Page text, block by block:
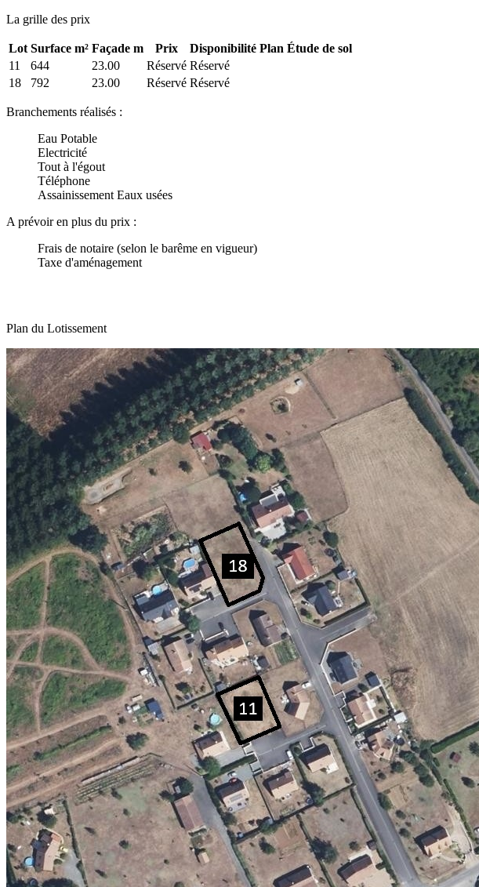
La grille des prix
Lot Surface m² Façade m Prix Disponibilité Plan Étude de sol
11
644 23.00 Réservé Réservé
18
792 23.00 Réservé Réservé
Branchements réalisés :
Eau Potable
Electricité
Tout à l'égout
Téléphone
Assainissement Eaux usées
A prévoir en plus du prix :
Frais de notaire (selon le barême en vigueur)
Taxe d'aménagement
Plan du Lotissement